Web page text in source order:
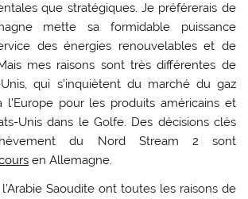
que stratégiques. Je préférerais de
mette sa formidable puissance
des énergies renouvelables et de
mes raisons sont très différentes de
qui s’inquiètent du marché du gaz
l’Europe pour les produits américains et
Unis dans le Golfe. Des décisions clés
du Nord Stream 2 sont
en Allemagne.
Saoudite ont toutes les raisons de